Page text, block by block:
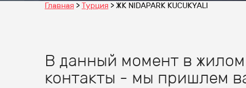
Главная Турция ЖК NIDAPARK KUCUKYALI
В данный момент в жилом
контакты - мы пришлем